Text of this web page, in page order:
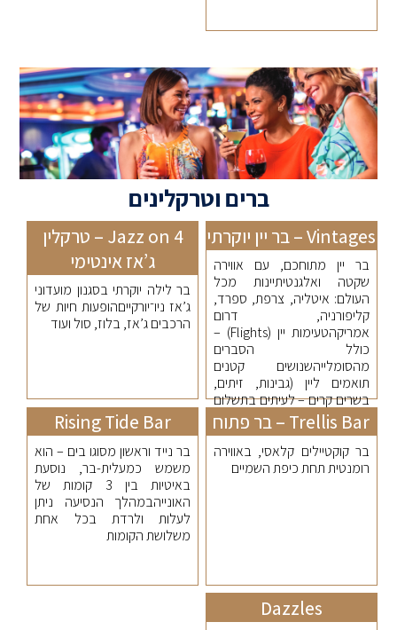
ברים וטרקלינים
Vintages – בר יין יוקרתי
בר יין מתוחכם, עם אווירה
שקטה ואלגנטיתיינות מכל
העולם: איטליה, צרפת, ספרד,
קליפורניה, דרום
אמריקהטעימות יין (Flights) –
כולל הסברים
מהסומלייהשנושים קטנים
תואמים ליין (גבינות, זיתים,
בשרים קרים – לעיתים בתשלום
נוסף)
Jazz on 4 – טרקלין
ג’אז אינטימי
בר לילה יוקרתי בסגנון מועדוני
ג’אז ניו־יורקייםהופעות חיות של
הרכבים ג’אז, בלוז, סול ועוד
Trellis Bar – בר פתוח
בר קוקטיילים קלאסי, באווירה
רומנטית תחת כיפת השמיים
Rising Tide Bar
בר נייד וראשון מסוגו בים – הוא
משמש כמעלית-בר, נוסעת
באיטיות בין 3 קומות של
האונייהבמהלך הנסיעה ניתן
לעלות ולרדת בכל אחת
משלושת הקומות
Dazzles